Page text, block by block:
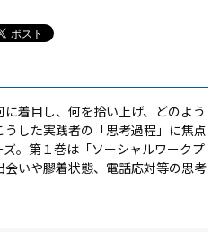
着目し、何を拾い上げ、どのよう
した実践者の「思考過程」に焦点
。第１巻は「ソーシャルワークプ
いや膠着状態、電話応対等の思考